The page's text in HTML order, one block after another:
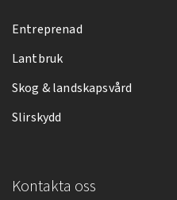
Entreprenad
Lantbruk
Skog & landskapsvård
Slirskydd
Kontakta oss